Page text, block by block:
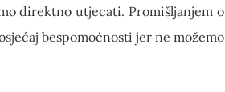
direktno utjecati. Promišljanjem o
bespomoćnosti jer ne možemo